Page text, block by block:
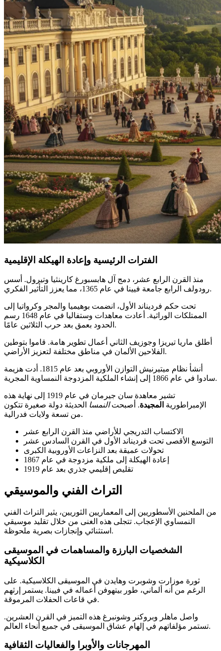
الفترات الرئيسية وإعادة الهيكلة الإقليمية
منذ القرن الرابع عشر، دمج آل هابسبورغ كارينثيا وتيرول. أسس
رودولف الرابع جامعة فيينا في عام 1365، مما يعزز التأثير الفكري.
تحت حكم فرديناند الأول، انضمت بوهيميا والمجر وكرواتيا إلى
الممتلكات الوراثية. أعادت معاهدات وستفاليا في عام 1648 رسم
الحدود بعمق بعد حرب الثلاثين عامًا.
أطلق ماريا تيريزا وجوزيف الثاني أعمال تطوير هامة. قاموا بتوطين
الفلاحين الألمان في مناطق مختلفة لتعزيز الأراضي.
أنشأ نظام ميتيرنيش التوازن الأوروبي بعد عام 1815. أدت هزيمة
سادوا في عام 1866 إلى إنشاء الملكية المزدوجة النمساوية المجرية.
تشير معاهدة سان جيرمان في عام 1919 إلى نهاية هذه
الإمبراطورية المجيدة. أصبحتالنمسا
الحديثة دولة صغيرة تتكون
من تسعة ولايات فدرالية.
الاكتساب التدريجي للأراضي منذ القرن الرابع عشر
التوسع الأقصى تحت فرديناند الأول في القرن السادس عشر
تحولات عميقة بعد النزاعات الأوروبية الكبرى
إعادة الهيكلة إلى ملكية مزدوجة في عام 1867
تقليص إقليمي جذري بعد عام 1919
التراث الفني والموسيقي
من الملحنين الأسطوريين إلى المعماريين الثوريين، يثير التراث الفني
النمساوي الإعجاب. تتجلى هذه الغنى من خلال تقليد موسيقي
استثنائي وإنجازات بصرية ملحوظة.
الشخصيات البارزة والمساهمات في الموسيقى
الكلاسيكية
ثورة موزارت وشوبرت وهايدن في الموسيقى الكلاسيكية. على
الرغم من أنه ألماني، طور بيتهوفن أعماله في فيينا. يستمر إرثهم
في قاعات الحفلات المرموقة.
واصل ماهلر وبروكنر وشونبرغ هذه التميز في القرن العشرين.
تستمر مؤلفاتهم في إلهام عشاق الموسيقى في جميع أنحاء العالم.
المهرجانات والأوبرا والفعاليات الثقافية